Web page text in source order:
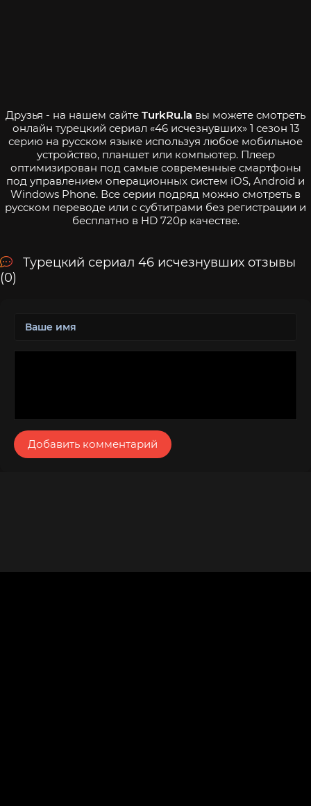
Друзья - на нашем сайте TurkRu.la вы можете смотреть
онлайн турецкий сериал «46 исчезнувших» 1 сезон 13
серию на русском языке используя любое мобильное
устройство, планшет или компьютер. Плеер
оптимизирован под самые современные смартфоны
под управлением операционных систем iOS, Android и
Windows Phone. Все серии подряд можно смотреть в
русском переводе или с субтитрами без регистрации и
бесплатно в HD 720p качестве.
Турецкий сериал 46 исчезнувших отзывы
(0)
Добавить комментарий